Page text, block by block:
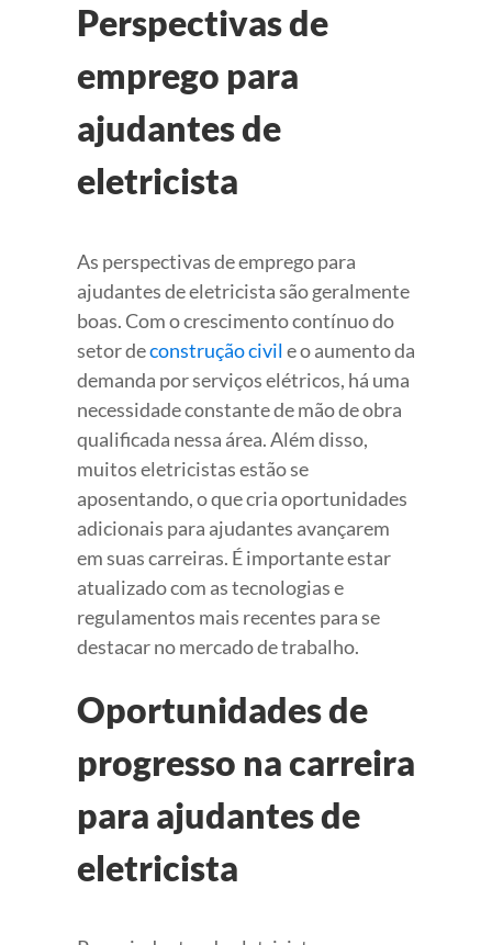
Perspectivas de
emprego para
ajudantes de
eletricista
As perspectivas de emprego para
ajudantes de eletricista são geralmente
boas. Com o crescimento contínuo do
setor deconstrução civile o aumento da
demanda por serviços elétricos, há uma
necessidade constante de mão de obra
qualificada nessa área. Além disso,
muitos eletricistas estão se
aposentando, o que cria oportunidades
adicionais para ajudantes avançarem
em suas carreiras. É importante estar
atualizado com as tecnologias e
regulamentos mais recentes para se
destacar no mercado de trabalho.
Oportunidades de
progresso na carreira
para ajudantes de
eletricista